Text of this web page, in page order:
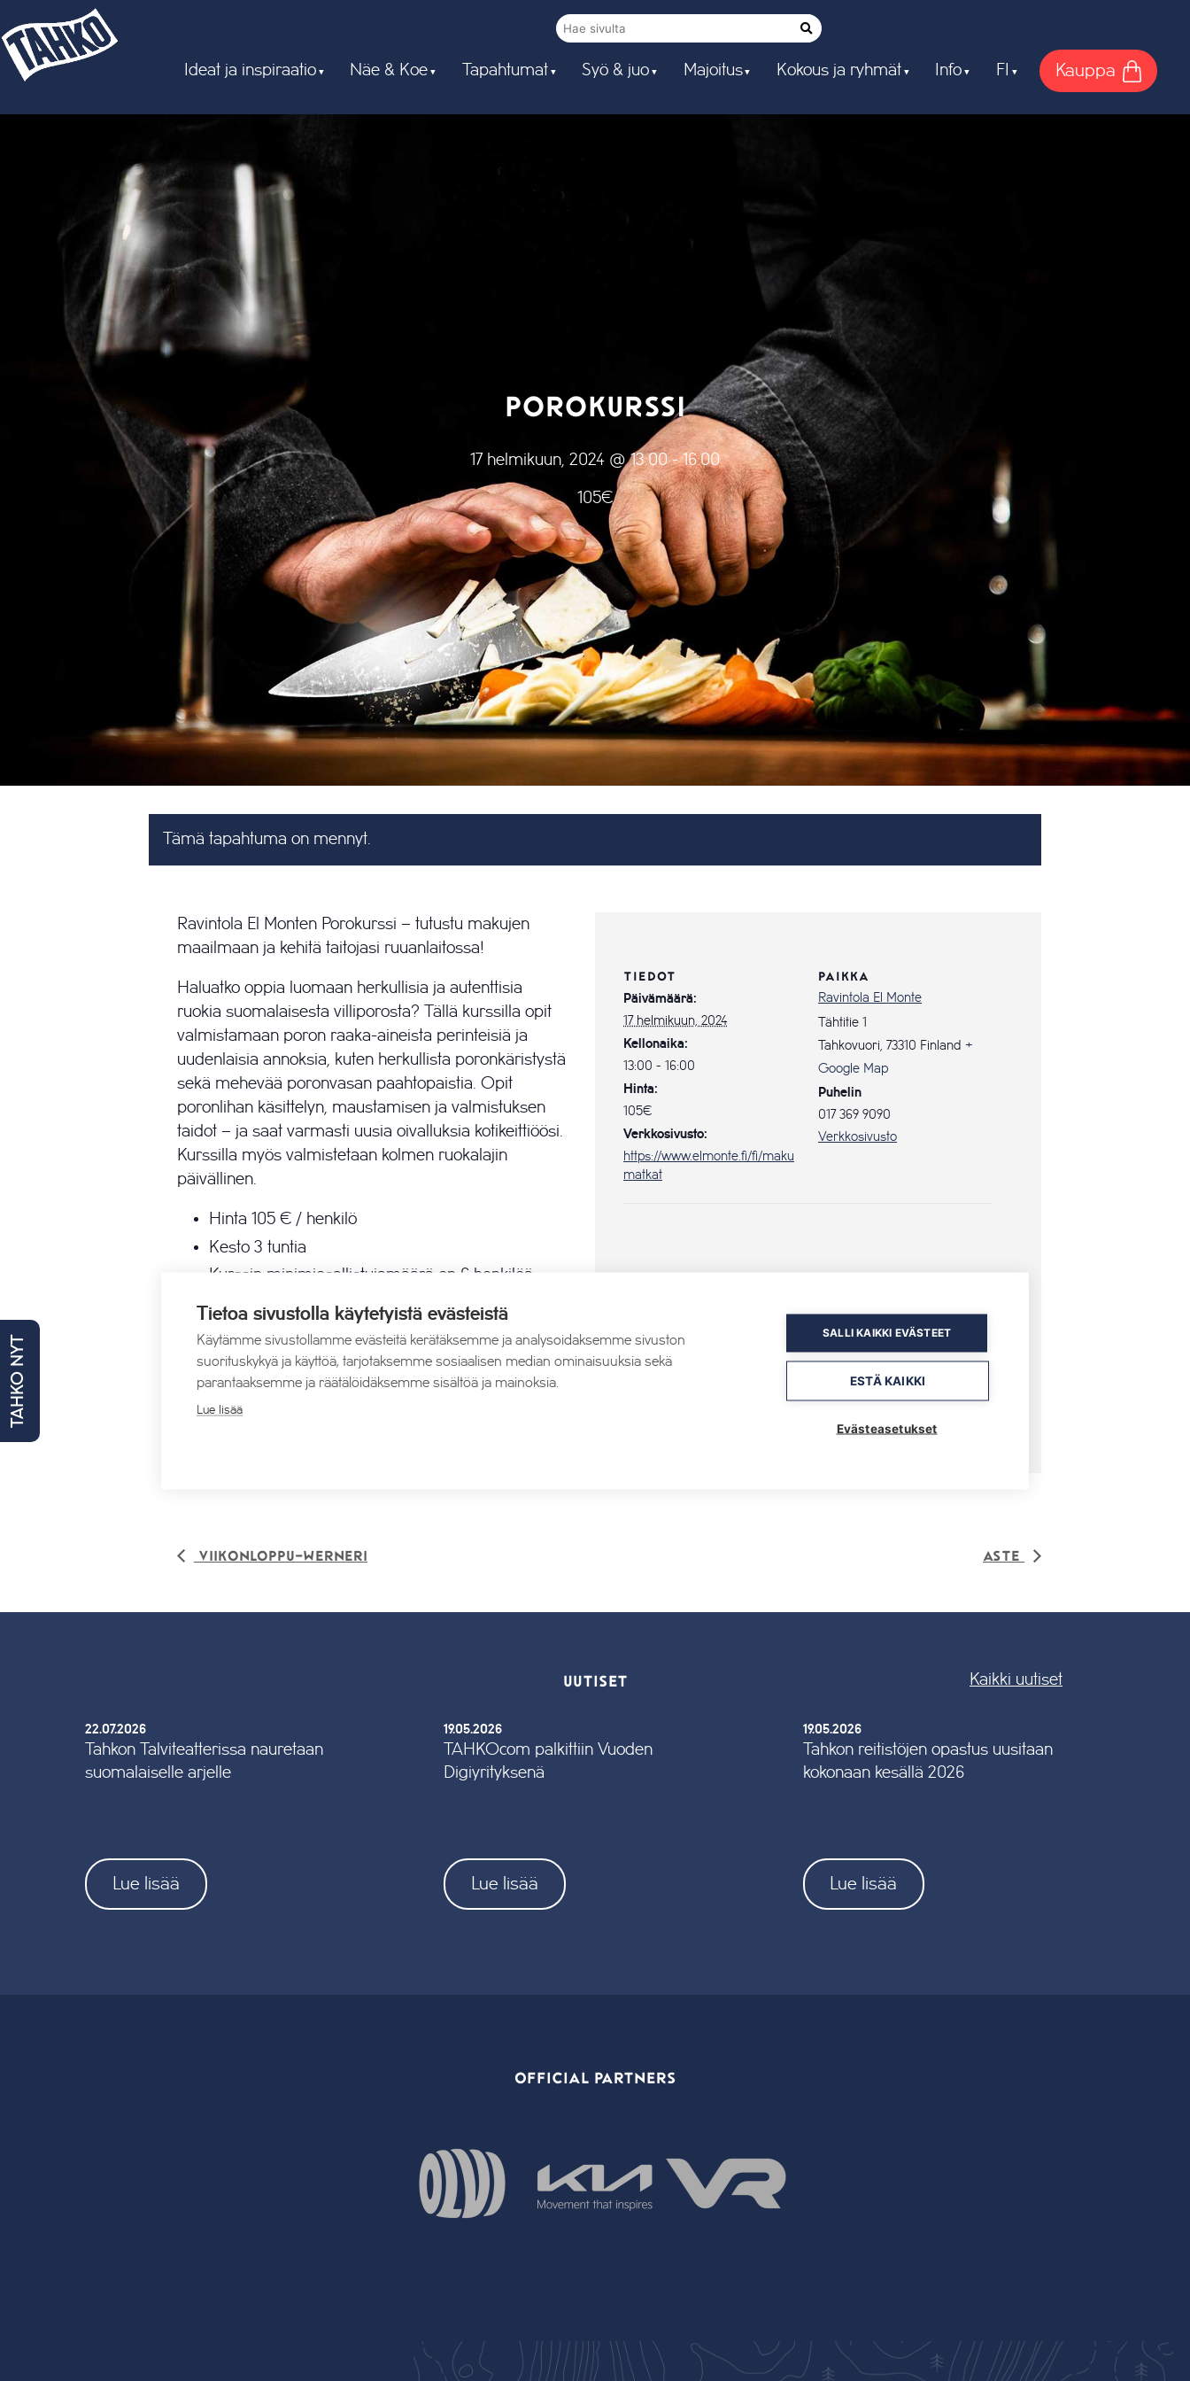
Ideat ja inspiraatio Näe & Koe Tapahtumat Syö & juo Majoitus Kokous ja ryhmät Info FI Kauppa
TAHKO NYT
POROKURSSI
17 helmikuun, 2024 @ 13:00-16:00
105€
Tämä tapahtuma on mennyt.
Ravintola El Monten Porokurssi – tutustu makujen
maailmaan ja kehitä taitojasi ruuanlaitossa!
Haluatko oppia luomaan herkullisia ja autenttisia
ruokia suomalaisesta villiporosta? Tällä kurssilla opit
valmistamaan poron raaka-aineista perinteisiä ja
uudenlaisia annoksia, kuten herkullista poronkäristystä
sekä mehevää poronvasan paahtopaistia. Opit
poronlihan käsittelyn, maustamisen ja valmistuksen
taidot – ja saat varmasti uusia oivalluksia kotikeittiöösi.
Kurssilla myös valmistetaan kolmen ruokalajin
päivällinen.
Hinta 105 € / henkilö
Kesto 3 tuntia
Kurssin minimiosallistujamäärä on 6 henkilöä.
Ilmoittaudu kurssille>>
Lisää kalenteriin
TIEDOT
Päivämäärä:
17 helmikuun, 2024
Kellonaika:
13:00 - 16:00
Hinta:
105€
Verkkosivusto:
https://www.elmonte.fi/fi/maku
matkat
PAIKKA
Ravintola El Monte
Tähtitie 1
Tahkovuori, 73310 Finland +
Google Map
Puhelin
017 369 9090
Verkkosivusto
Viikonloppu-Werneri Aste
UUTISET Kaikki uutiset
22.07.2026
Tahkon Talviteatterissa nauretaan
suomalaiselle arjelle
Lue lisää
19.05.2026
TAHKOcom palkittiin Vuoden
Digiyrityksenä
Lue lisää
19.05.2026
Tahkon reitistöjen opastus uusitaan
kokonaan kesällä 2026
Lue lisää
OFFICIAL PARTNERS
Tietoa sivustolla käytetyistä evästeistä
Käytämme sivustollamme evästeitä kerätäksemme ja analysoidaksemme sivuston
suorituskykyä ja käyttöä, tarjotaksemme sosiaalisen median ominaisuuksia sekä
parantaaksemme ja räätälöidäksemme sisältöä ja mainoksia.
Lue lisää
SALLI KAIKKI EVÄSTEET
ESTÄ KAIKKI
Evästeasetukset